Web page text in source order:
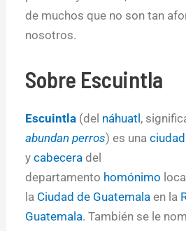
de muchos que no son tan
nosotros.
Sobre Escuintla
Escuintla (del náhuatl ,
abundan perros) es unaciudad
ycabecera del
departamento homónimo
la Ciudad de Guatemala en la
Guatemala. También se le